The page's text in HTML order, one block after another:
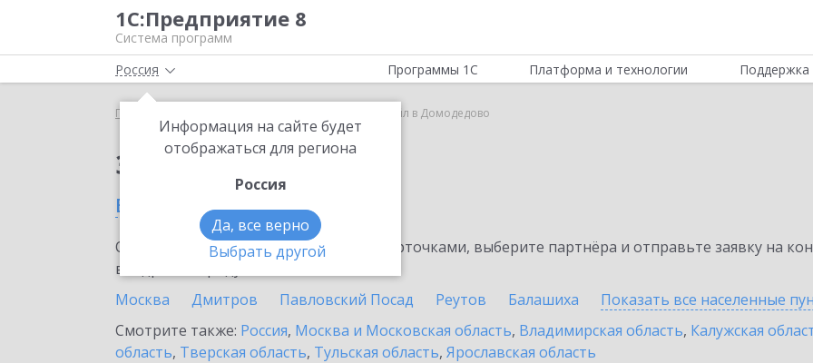
1С:Предприятие 8
Система программ
Россия
Информация на сайте будет
отображаться для региона
Россия
Да, все верно
Выбрать другой
Программы 1С Платформа и технологии Поддержка
Главная ИТС Ритейл в Домодедово
Заказать ИТС Ритейл
в Домодедово
Ознакомьтесь с информационными карточками, выберите партнёра и отправьте заявку на
внедрение продукта.
Москва
Дмитров Павловский Посад Реутов Балашиха Показать все населенные
Смотрите также: Россия, Москва и Московская область, Владимирская область, Калужская
область, Тверская область, Тульская область, Ярославская область